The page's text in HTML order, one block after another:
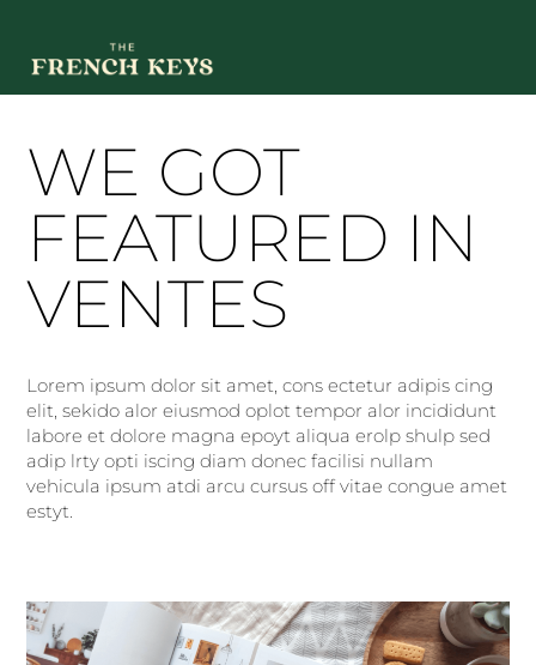
WE GOT
FEATURED IN
VENTES
Lorem ipsum dolor sit amet, cons ectetur adipis cing
elit, sekido alor eiusmod oplot tempor alor incididunt
labore et dolore magna epoyt aliqua erolp shulp sed
adip lrty opti iscing diam donec facilisi nullam
vehicula ipsum atdi arcu cursus off vitae congue amet
estyt.